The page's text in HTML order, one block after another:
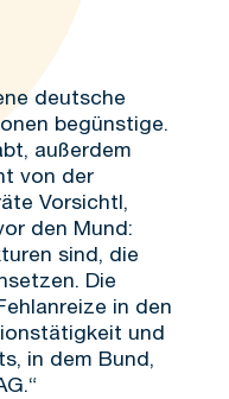
deutsche
begünstige.
außerdem
von der
Vorsichtl,
den Mund:
sind, die
Die
in den
und
in dem Bund,